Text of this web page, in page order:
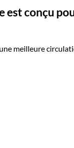
est conçu
meilleure